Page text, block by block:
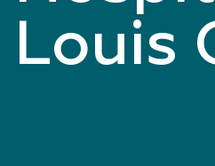
Louis